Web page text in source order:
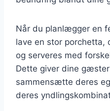
Når du planlægger en
lave en stor
og serveres med
Dette giver dine
sammensætte deres
deres